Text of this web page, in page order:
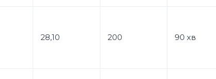
28,10 200 90 хв